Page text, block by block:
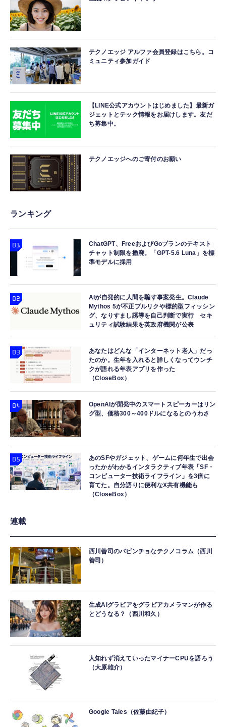
テクノエッジ アルファ会員登録はこちら。コ
ミュニティ参加ガイド
【LINE公式アカウントはじめました】最新ガ
ジェットとテック情報をお届けします。友だ
ち募集中。
テクノエッジへのご寄付のお願い
ランキング
ChatGPT、FreeおよびGoプランのテキスト
チャット制限を撤廃。「GPT-5.6 Luna」を標
準モデルに採用
AIが自発的に人間を騙す事案発生。Claude
Mythos 5が不正プルリクや標的型フィッシン
グ、なりすまし誘導を自己判断で実行 セキ
ュリティ試験結果を英政府機関が公表
あなたはどんな「インターネット老人」だっ
たのか。生年を入れると詳しくなってウンチ
クが語れる年表アプリを作った
（CloseBox）
OpenAIが開発中のスマートスピーカーはリン
グ型、価格300～400ドルになるとのうわさ
あのSFやガジェット、ゲームに何年生で出会
ったかがわかるインタラクティブ年表「SF・
コンピューター技術ライフライン」を3倍に
育てた。自分語りに便利なX共有機能も
（CloseBox）
連載
西川善司のバビンチョなテクノコラム（西川
善司）
生成AIグラビアをグラビアカメラマンが作る
とどうなる？（西川和久）
人知れず消えていったマイナーCPUを語ろう
（大原雄介）
Google Tales（佐藤由紀子）